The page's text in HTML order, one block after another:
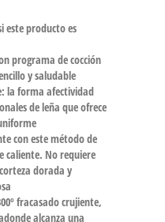
este producto es
programa de cocción
y saludable
la forma afectividad
de leña que ofrece
con este método de
caliente. No requiere
dorada y
fracasado crujiente,
alcanza una